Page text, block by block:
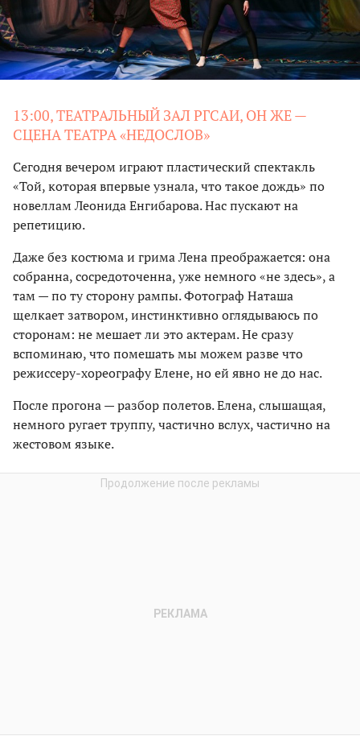
13:00, ТЕАТРАЛЬНЫЙ ЗАЛ РГСАИ, ОН ЖЕ —
СЦЕНА ТЕАТРА «НЕДОСЛОВ»
Сегодня вечером играют пластический спектакль
«Той, которая впервые узнала, что такое дождь» по
новеллам Леонида Енгибарова. Нас пускают на
репетицию.
Даже без костюма и грима Лена преображается: она
собранна, сосредоточенна, уже немного «не здесь», а
там — по ту сторону рампы. Фотограф Наташа
щелкает затвором, инстинктивно оглядываюсь по
сторонам: не мешает ли это актерам. Не сразу
вспоминаю, что помешать мы можем разве что
режиссеру-хореографу Елене, но ей явно не до нас.
После прогона — разбор полетов. Елена, слышащая,
немного ругает труппу, частично вслух, частично на
жестовом языке.